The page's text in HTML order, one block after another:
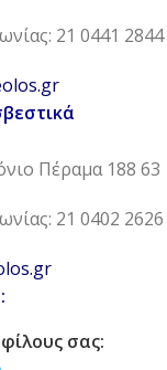
21 0441 2844
Πέραμα 188 63
21 0402 2626
σας: